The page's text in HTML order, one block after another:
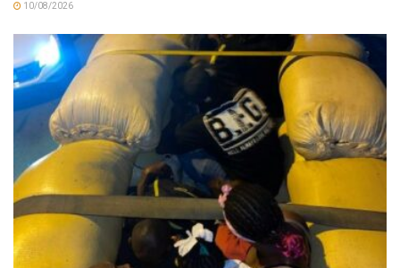
10/08/2026